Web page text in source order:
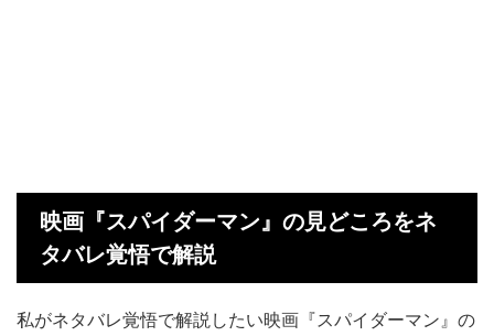
映画『スパイダーマン』の見どころをネ
タバレ覚悟で解説
私がネタバレ覚悟で解説したい映画『スパイダーマン』の